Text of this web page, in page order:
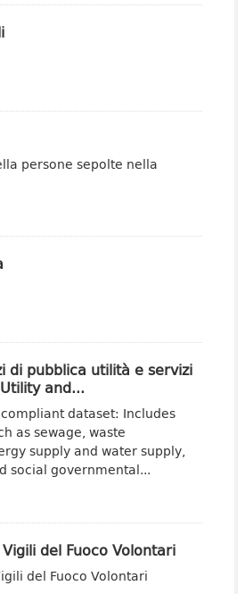
persone sepolte nella
di pubblica utilità e servizi
and...
compliant dataset: Includes
as sewage, waste
supply and water supply,
social governmental...
del Fuoco Volontari
del Fuoco Volontari